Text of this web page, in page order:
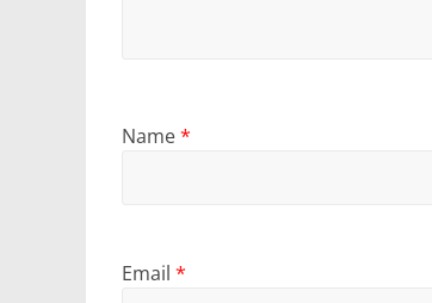
Name*
Email *